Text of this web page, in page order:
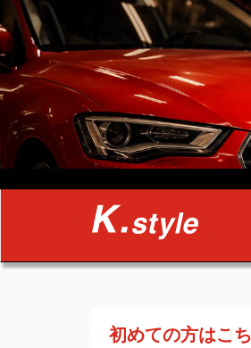
初めての方はこ